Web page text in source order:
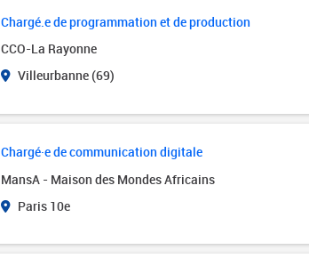
Chargé.e de programmation et de production
CCO-La Rayonne
Villeurbanne (69)
Chargé·e de communication digitale
MansA - Maison des Mondes Africains
Paris 10e